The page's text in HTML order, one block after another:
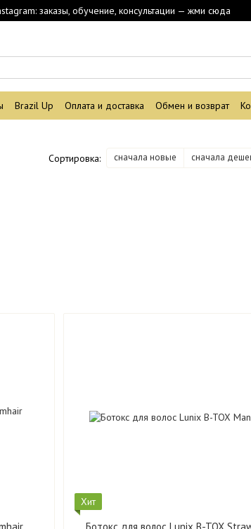
заказы, обучение, консультации — жми сюда
Brazil Up Оплата и доставка Обмен и возврат
Сортировка: сначала новые сначала
Хит